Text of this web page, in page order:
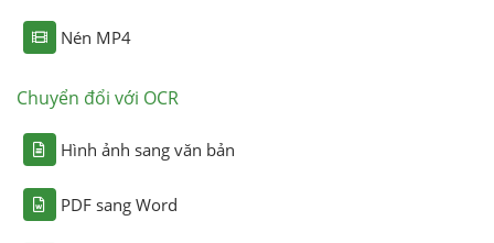
Nén MP4
Chuyển đổi với OCR
Hình ảnh sang văn bản
PDF sang Word